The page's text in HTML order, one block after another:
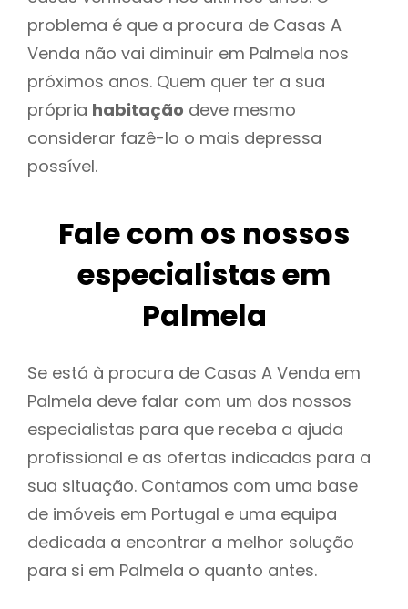
problema é que a procura de Casas A
Venda não vai diminuir em Palmela nos
próximos anos. Quem quer ter a sua
própria habitação deve mesmo
considerar fazê-lo o mais depressa
possível.
Fale com os nossos
especialistas em
Palmela
Se está à procura de Casas A Venda em
Palmela deve falar com um dos nossos
especialistas para que receba a ajuda
profissional e as ofertas indicadas para a
sua situação. Contamos com uma base
de imóveis em Portugal e uma equipa
dedicada a encontrar a melhor solução
para si em Palmela o quanto antes.